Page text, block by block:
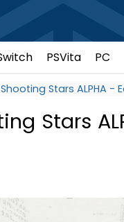
PSVita PC
Shooting Stars ALPHA
Stars